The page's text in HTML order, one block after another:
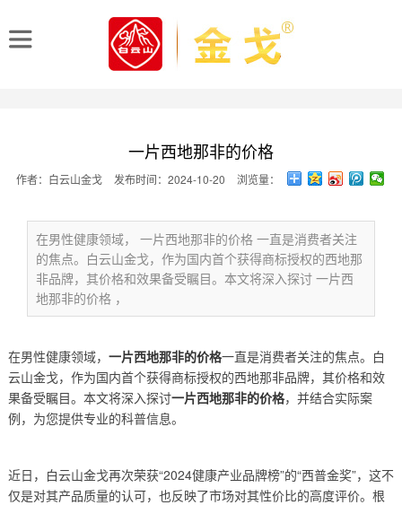
一片西地那非的价格
作者：白云山金戈 发布时间：2024-10-20 浏览量：
在男性健康领域， 一片西地那非的价格 一直是消费者关注
的焦点。白云山金戈，作为国内首个获得商标授权的西地那
非品牌，其价格和效果备受瞩目。本文将深入探讨 一片西
地那非的价格 ，
在男性健康领域， 一片西地那非的价格一直是消费者关注的焦点。白
云山金戈，作为国内首个获得商标授权的西地那非品牌，其价格和效
果备受瞩目。本文将深入探讨一片西地那非的价格，并结合实际案
例，为您提供专业的科普信息。
近日，白云山金戈再次荣获“2024健康产业品牌榜”的“西普金奖”，这不
仅是对其产品质量的认可，也反映了市场对其性价比的高度评价。根